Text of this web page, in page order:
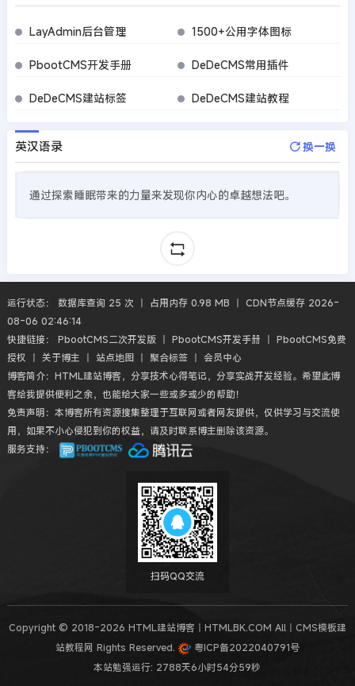
LayAdmin后台管理 1500+公用字体图标
PbootCMS开发手册 DeDeCMS常用插件
DeDeCMS建站标签 DeDeCMS建站教程
英汉语录 换一换
通过探索睡眠带来的力量来发现你内心的卓越想法吧。
运行状态： 数据库查询 25 次 丨 占用内存 0.98 MB 丨 CDN节点缓存 2026-
08-06 02:46:14
快捷链接： PbootCMS二次开发版丨 PbootCMS开发手册 丨 PbootCMS免费
授权 丨 关于博主 丨 站点地图丨 聚合标签丨 会员中心
博客简介：HTML建站博客，分享技术心得笔记，分享实战开发经验。希望此博
客给我提供便利之余，也能给大家一些或多或少的帮助！
免责声明：本博客所有资源搜集整理于互联网或者网友提供，仅供学习与交流使
用，如果不小心侵犯到你的权益，请及时联系博主删除该资源。
服务支持：
扫码QQ交流
Copyright © 2018-2026 HTML建站博客丨HTMLBK.COM All丨CMS模板建
站教程网 Rights Reserved.
粤ICP备2022040791号
本站勉强运行: 2788天6小时54分59秒